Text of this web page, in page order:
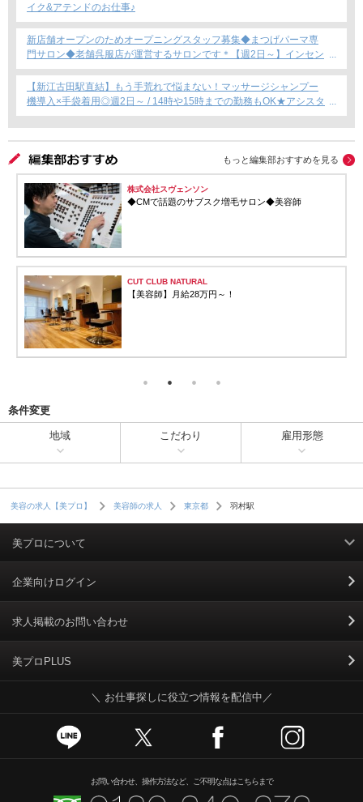
イク&アテンドのお仕事♪
新店舗オープンのためオープニングスタッフ募集◆まつげパーマ専
門サロン◆老舗呉服店が運営するサロンです＊【週2日～】インセン
ティブあり◎
【新江古田駅直結】もう手荒れで悩まない！マッサージシャンプー
機導入×手袋着用◎週2日～ / 14時や15時までの勤務もOK★アシスタ
ント専任募集★
もっと編集部おすすめを見る
株式会社スヴェンソン
◆CMで話題のサブスク増毛サロン◆美容師
CUT CLUB NATURAL
【美容師】月給28万円～！
条件変更
地域 こだわり 雇用形態
美容の求人【美プロ】 美容師の求人 東京都 羽村駅
美プロについて
利用規約
掲載規約
個人情報保護ポリシー
個人情報のお取り扱いについて
Cookieポリシー
企業向けログイン
求人掲載のお問い合わせ
美プロPLUS
＼ お仕事探しに役立つ情報を配信中／
お問い合わせ、操作方法など、ご不明な点はこちらまで